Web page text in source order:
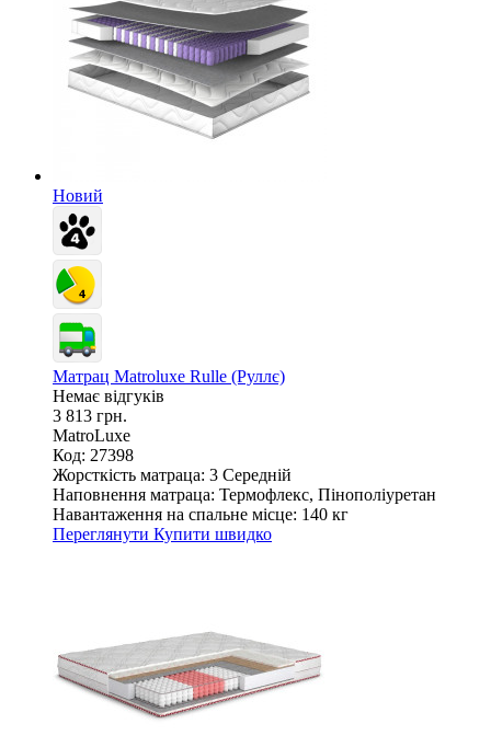
Новий
Матрац Matroluxe Rulle (Руллє)
Немає відгуків
3 813 грн.
MatroLuxe
Код: 27398
Жорсткість матраца: 3 Середній
Наповнення матраца: Термофлекс, Пінополіуретан
Навантаження на спальне місце: 140 кг
Переглянути Купити швидко